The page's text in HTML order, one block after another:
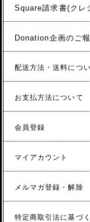
Square請求書(クレ
Donation企画のご
配送方法・送料につ
お支払方法について
会員登録
マイアカウント
メルマガ登録・解除
特定商取引法に基づ